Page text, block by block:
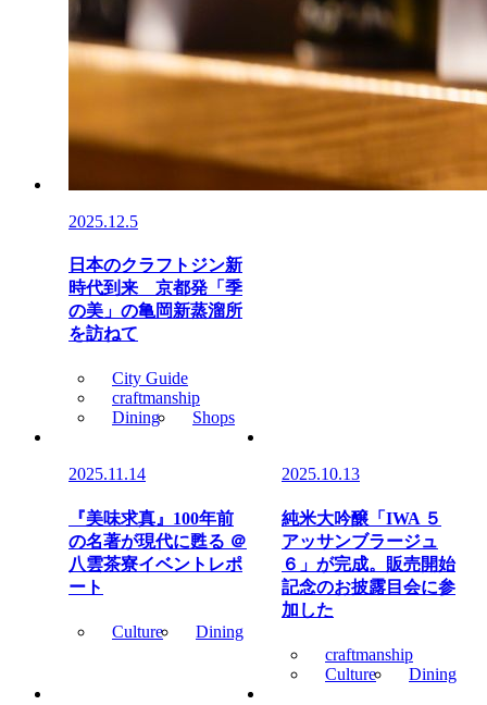
2025.12.5
日本のクラフトジン新
時代到来 京都発「季
の美」の亀岡新蒸溜所
を訪ねて
City Guide
craftmanship
Dining
Shops
2025.11.14
『美味求真』100年前
の名著が現代に甦る ＠
八雲茶寮イベントレポ
ート
Culture Dining
2025.10.13
純米大吟醸「IWA ５
アッサンブラージュ
６」が完成。販売開始
記念のお披露目会に参
加した
craftmanship
Culture
Dining